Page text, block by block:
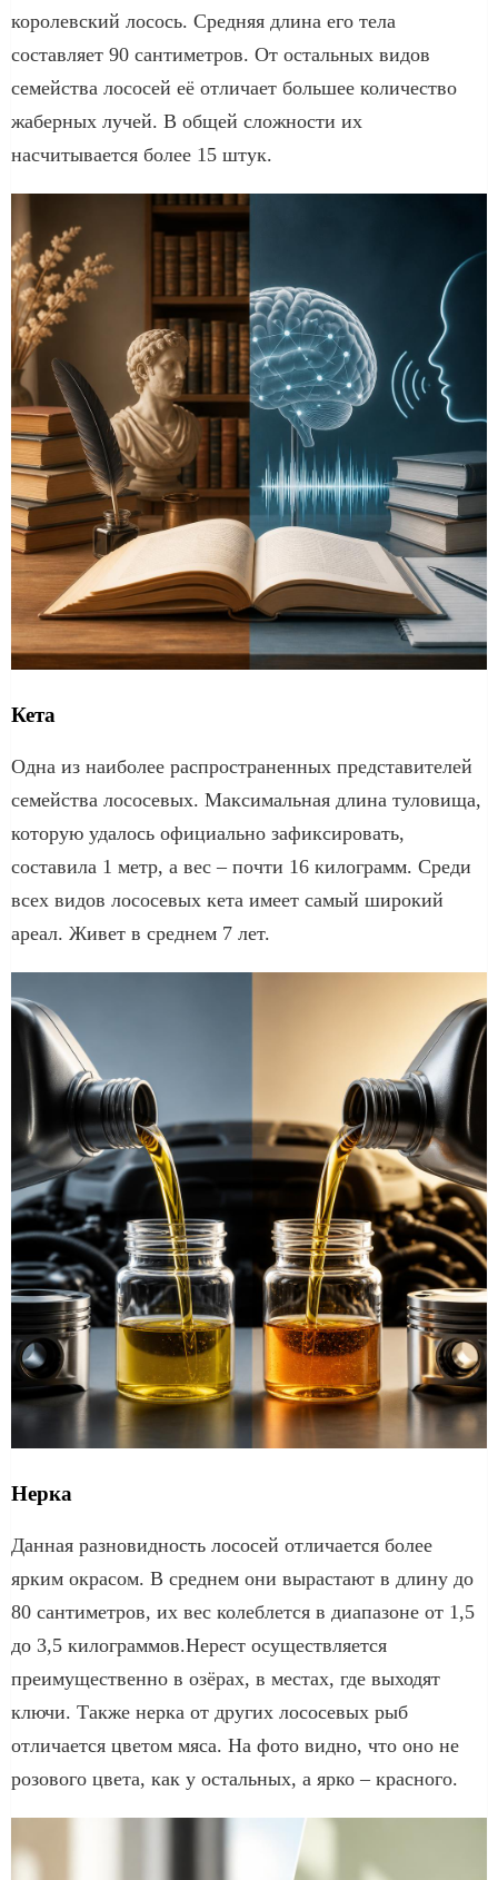
королевский лосось. Средняя длина его тела
составляет 90 сантиметров. От остальных видов
семейства лососей её отличает большее количество
жаберных лучей. В общей сложности их
насчитывается более 15 штук.
Кета
Одна из наиболее распространенных представителей
семейства лососевых. Максимальная длина туловища,
которую удалось официально зафиксировать,
составила 1 метр, а вес – почти 16 килограмм. Среди
всех видов лососевых кета имеет самый широкий
ареал. Живет в среднем 7 лет.
Нерка
Данная разновидность лососей отличается более
ярким окрасом. В среднем они вырастают в длину до
80 сантиметров, их вес колеблется в диапазоне от 1,5
до 3,5 килограммов.Нерест осуществляется
преимущественно в озёрах, в местах, где выходят
ключи. Также нерка от других лососевых рыб
отличается цветом мяса. На фото видно, что оно не
розового цвета, как у остальных, а ярко – красного.